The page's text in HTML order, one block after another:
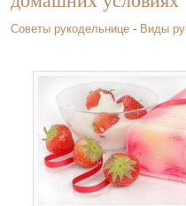
Советы рукодельнице - Виды